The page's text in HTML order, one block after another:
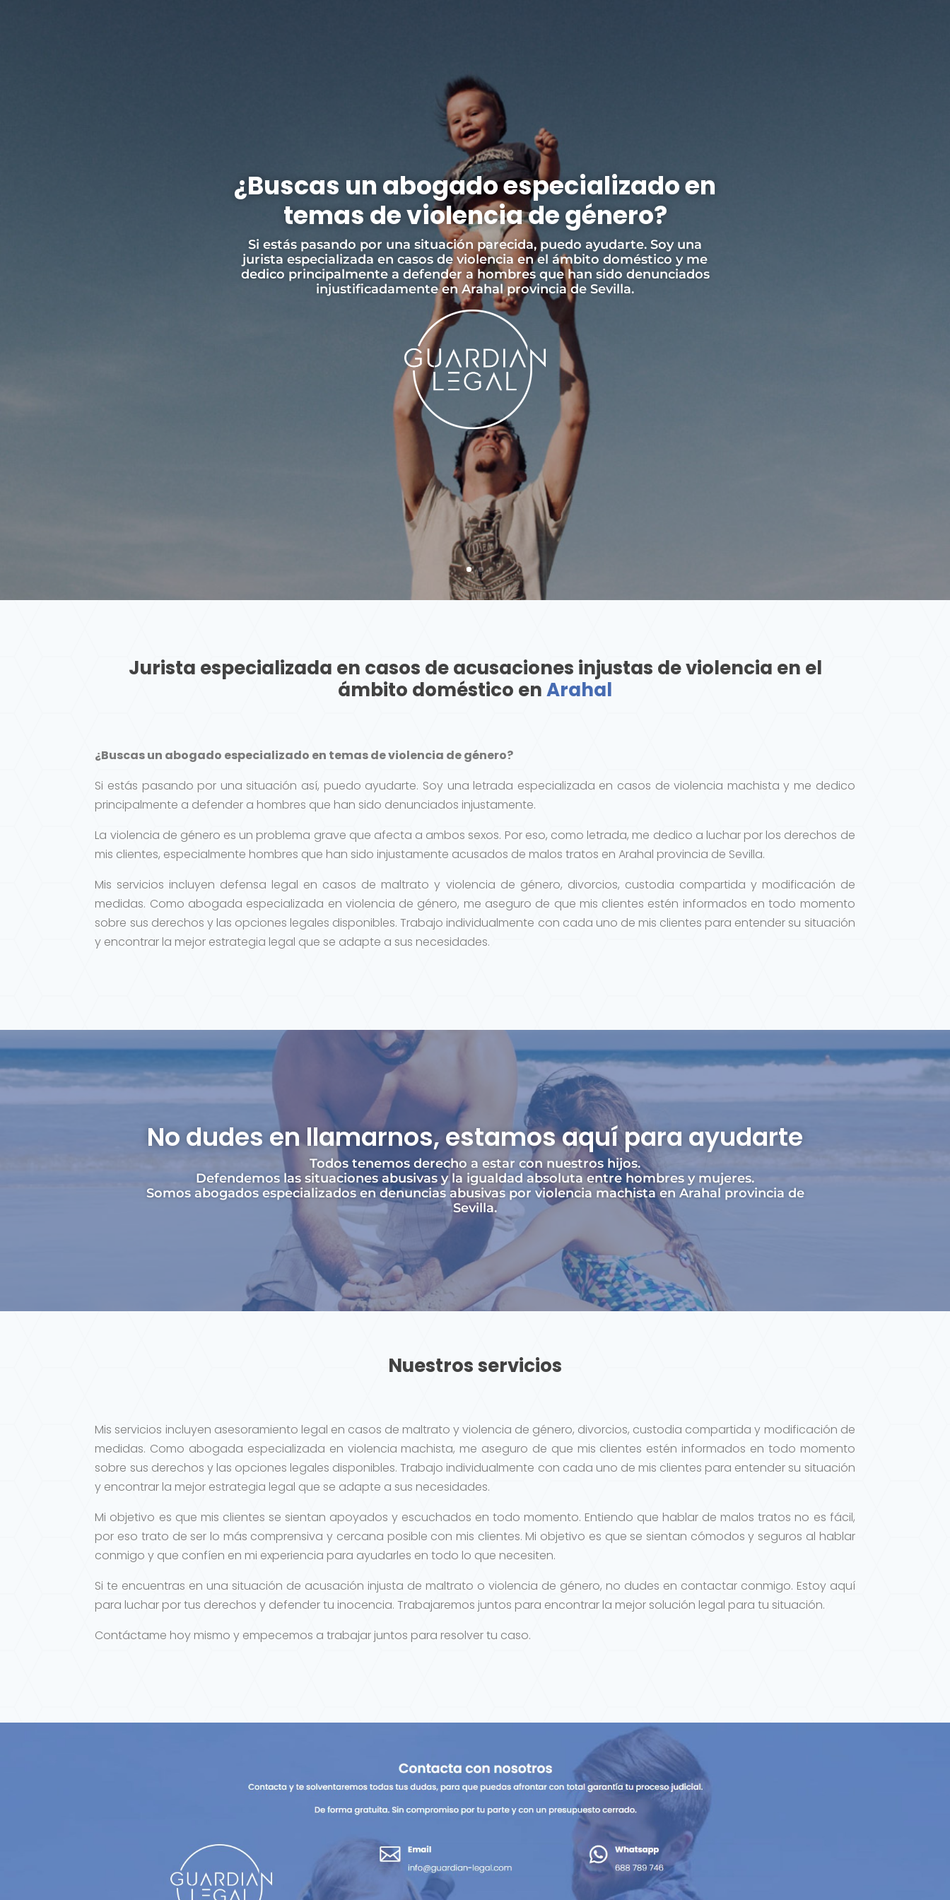
¿Buscas un abogado especializado en
temas de violencia de género?
Si estás pasando por una situación parecida, puedo ayudarte. Soy una
jurista especializada en casos de violencia en el ámbito doméstico y me
dedico principalmente a defender a hombres que han sido denunciados
injustificadamente en Arahal provincia de Sevilla.
Jurista especializada en casos de acusaciones injustas de violencia en el
ámbito doméstico enArahal
¿Buscas un abogado especializado en temas de violencia de género?
Si estás pasando por una situación así, puedo ayudarte. Soy una letrada especializada en casos de violencia machista y me dedico
principalmente a defender a hombres que han sido denunciados injustamente.
La violencia de género es un problema grave que afecta a ambos sexos. Por eso, como letrada, me dedico a luchar por los derechos de
mis clientes, especialmente hombres que han sido injustamente acusados de malos tratos en Arahal provincia de Sevilla.
Mis servicios incluyen defensa legal en casos de maltrato y violencia de género, divorcios, custodia compartida y modificación de
medidas. Como abogada especializada en violencia de género, me aseguro de que mis clientes estén informados en todo momento
sobre sus derechos y las opciones legales disponibles. Trabajo individualmente con cada uno de mis clientes para entender su situación
y encontrar la mejor estrategia legal que se adapte a sus necesidades.
No dudes en llamarnos, estamos aquí para ayudarte
Todos tenemos derecho a estar con nuestros hijos.
Defendemos las situaciones abusivas y la igualdad absoluta entre hombres y mujeres.
Somos abogados especializados en denuncias abusivas por violencia machista en Arahal provincia de
Sevilla.
Nuestros servicios
Mis servicios incluyen asesoramiento legal en casos de maltrato y violencia de género, divorcios, custodia compartida y modificación de
medidas. Como abogada especializada en violencia machista, me aseguro de que mis clientes estén informados en todo momento
sobre sus derechos y las opciones legales disponibles. Trabajo individualmente con cada uno de mis clientes para entender su situación
y encontrar la mejor estrategia legal que se adapte a sus necesidades.
Mi objetivo es que mis clientes se sientan apoyados y escuchados en todo momento. Entiendo que hablar de malos tratos no es fácil,
por eso trato de ser lo más comprensiva y cercana posible con mis clientes. Mi objetivo es que se sientan cómodos y seguros al hablar
conmigo y que confíen en mi experiencia para ayudarles en todo lo que necesiten.
Si te encuentras en una situación de acusación injusta de maltrato o violencia de género, no dudes en contactar conmigo. Estoy aquí
para luchar por tus derechos y defender tu inocencia. Trabajaremos juntos para encontrar la mejor solución legal para tu situación.
Contáctame hoy mismo y empecemos a trabajar juntos para resolver tu caso.